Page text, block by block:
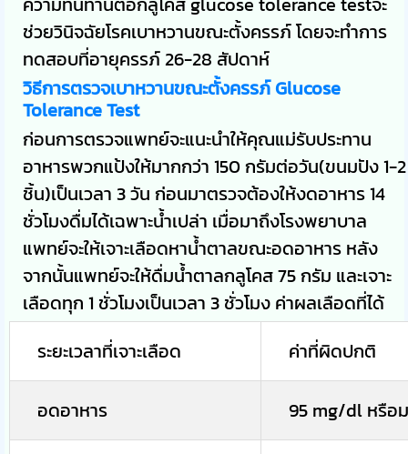
ช่วยวินิจฉัยโรคเบาหวานขณะตั้งครรภ์ โดยจะทำการ
ทดสอบที่อายุครรภ์ 26-28 สัปดาห์
วิธีการตรวจเบาหวานขณะตั้งครรภ์ Glucose
Tolerance Test
ก่อนการตรวจแพทย์จะแนะนำให้คุณแม่รับประทาน
อาหารพวกแป้งให้มากกว่า 150 กรัมต่อวัน(ขนมปัง 1-2
ชิ้น)เป็นเวลา 3 วัน ก่อนมาตรวจต้องให้งดอาหาร 14
ชั่วโมงดื่มได้เฉพาะน้ำเปล่า เมื่อมาถึงโรงพยาบาล
แพทย์จะให้เจาะเลือดหาน้ำตาลขณะอดอาหาร หลัง
จากนั้นแพทย์จะให้ดื่มน้ำตาลกลูโคส 75 กรัม และเจาะ
เลือดทุก 1 ชั่วโมงเป็นเวลา 3 ชั่วโมง ค่าผลเลือดที่ได้
ระยะเวลาที่เจาะเลือด
ค่าที่ผิดปกติ
อดอาหาร 95 mg/dl หรือ